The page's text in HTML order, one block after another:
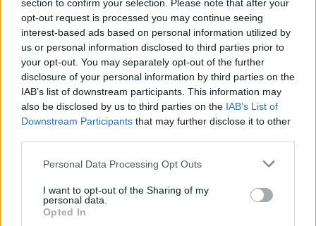
section to confirm your selection. Please note that after your
opt-out request is processed you may continue seeing
interest-based ads based on personal information utilized by
us or personal information disclosed to third parties prior to
your opt-out. You may separately opt-out of the further
disclosure of your personal information by third parties on the
IAB’s list of downstream participants. This information may
also be disclosed by us to third parties on the IAB’s List of
Downstream Participants that may further disclose it to other
Please note that this website/app uses one or more Google
not limited to your visit or usage behaviour. You may click to
grant or deny consent to Google and its third-party tags to
use your data for below specified purposes in below Google
Personal Data Processing Opt Outs
I want to opt-out of the Sharing of my
personal data.
Opted In
ΠΟΛΙΤΙΚΉ